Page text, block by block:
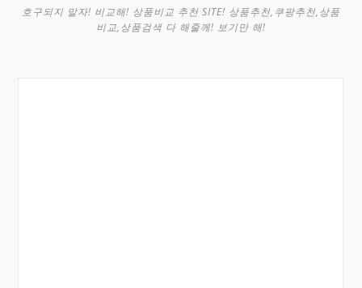
호구되지 말자! 비교해! 상품비교 추천 SITE! 상품추천,쿠팡추천,상품
비교,상품검색 다 해줄께! 보기만 해!